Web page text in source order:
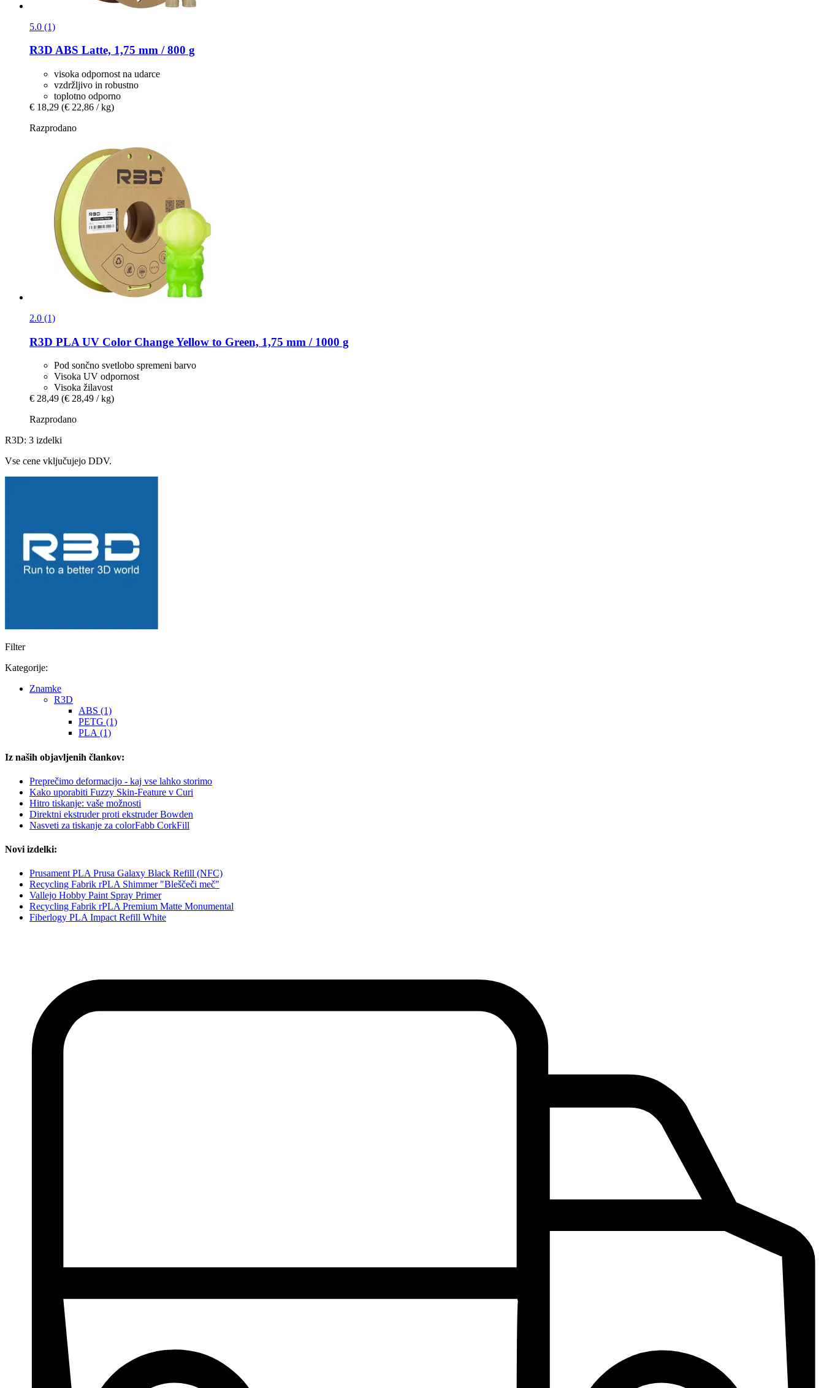
5.0 (1)
R3D ABS Latte, 1,75 mm / 800 g
visoka odpornost na udarce
vzdržljivo in robustno
toplotno odporno
€ 18,29 (€ 22,86 / kg)
Razprodano
2.0 (1)
R3D PLA UV Color Change Yellow to Green, 1,75 mm / 1000 g
Pod sončno svetlobo spremeni barvo
Visoka UV odpornost
Visoka žilavost
€ 28,49 (€ 28,49 / kg)
Razprodano
R3D: 3 izdelki
Vse cene vključujejo DDV.
Filter
Kategorije:
Znamke
R3D
ABS (1)
PETG (1)
PLA (1)
Iz naših objavljenih člankov:
Preprečimo deformacijo - kaj vse lahko storimo
Kako uporabiti Fuzzy Skin-Feature v Curi
Hitro tiskanje: vaše možnosti
Direktni ekstruder proti ekstruder Bowden
Nasveti za tiskanje za colorFabb CorkFill
Novi izdelki:
Prusament PLA Prusa Galaxy Black Refill (NFC)
Recycling Fabrik rPLA Shimmer "Bleščeči meč"
Vallejo Hobby Paint Spray Primer
Recycling Fabrik rPLA Premium Matte Monumental
Fiberlogy PLA Impact Refill White